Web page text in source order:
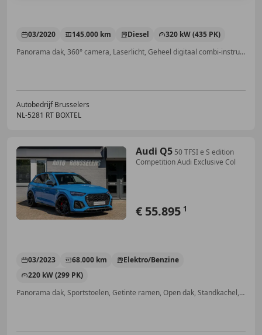
03/2020 145.000 km Diesel
320 kW (435 PK)
Panorama dak, 360° camera, Laserlicht, Geheel digitaal combi-instrument, Luchtvering, Stoelverwarming, Bochtverlichting, Elektrische stoelverstelling
Autobedrijf Brusselers
NL-5281 RT BOXTEL
Audi Q5 50 TFSI e S edition
Competition Audi Exclusive Col
€ 55.895 1
03/2023 68.000 km
Elektro/Benzine
220 kW (299 PK)
Panorama dak, Sportstoelen, Getinte ramen, Open dak, Standkachel, Luchtvering, Geheel digitaal combi-instrument, Botswaarschuwing